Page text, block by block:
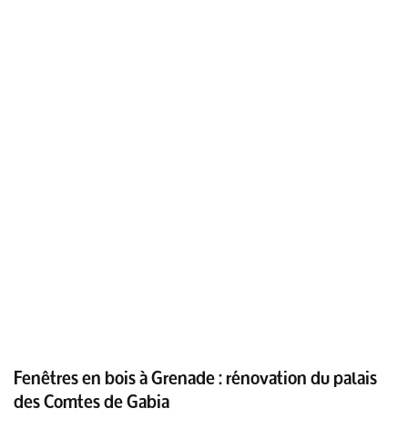
Fenêtres en bois à Grenade : rénovation du palais
des Comtes de Gabia